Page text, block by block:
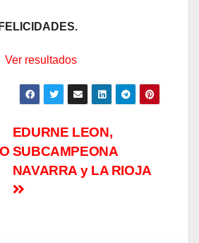
Ver resultados
EDURNE LEON,
SUBCAMPEONA
NAVARRA y LA RIOJA